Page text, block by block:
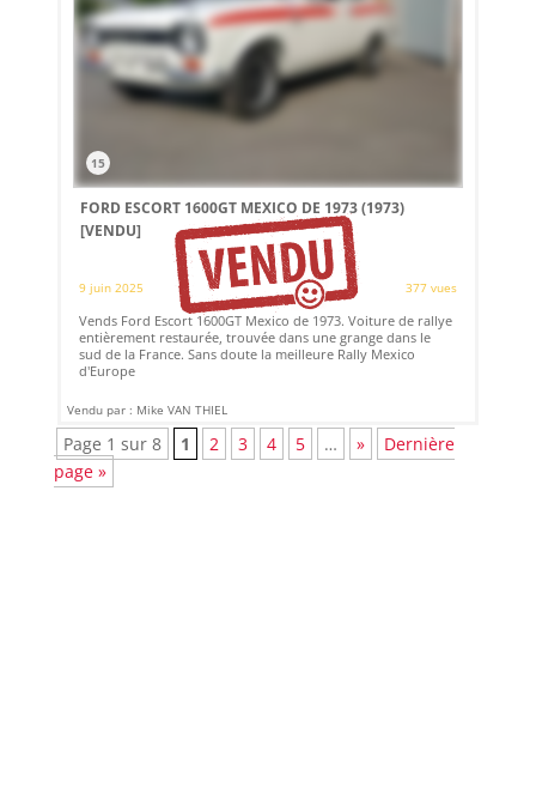
15
FORD ESCORT 1600GT MEXICO DE 1973 (1973)
[VENDU]
9 juin 2025 377 vues
Vends Ford Escort 1600GT Mexico de 1973. Voiture de rallye
entièrement restaurée, trouvée dans une grange dans le
sud de la France. Sans doute la meilleure Rally Mexico
d'Europe
Vendu par : Mike VAN THIEL
Page 1 sur 8 1 2 3 4 5 … »
Dernière
page »